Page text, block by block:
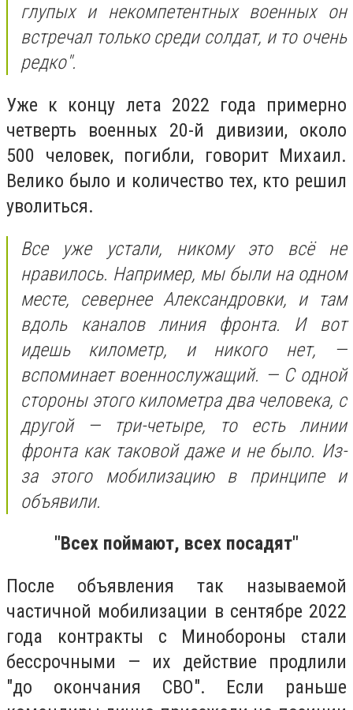
глупых и некомпетентных военных он
встречал только среди солдат, и то очень
редко".
Уже к концу лета 2022 года примерно
четверть военных 20-й дивизии, около
500 человек, погибли, говорит Михаил.
Велико было и количество тех, кто решил
уволиться.
Все уже устали, никому это всё не
нравилось. Например, мы были на одном
месте, севернее Александровки, и там
вдоль каналов линия фронта. И вот
идешь километр, и никого нет, —
вспоминает военнослужащий. — С одной
стороны этого километра два человека, с
другой — три-четыре, то есть линии
фронта как таковой даже и не было. Из-
за этого мобилизацию в принципе и
объявили.
"Всех поймают, всех посадят"
После объявления так называемой
частичной мобилизации в сентябре 2022
года контракты с Минобороны стали
бессрочными — их действие продлили
"до окончания СВО". Если раньше